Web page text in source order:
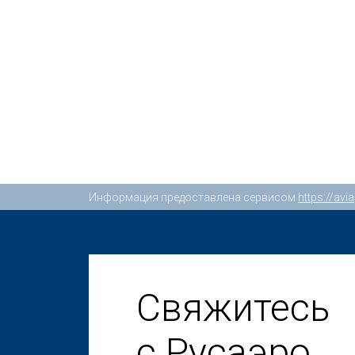
Информация предоставлена сервисом https://
Свяжитесь